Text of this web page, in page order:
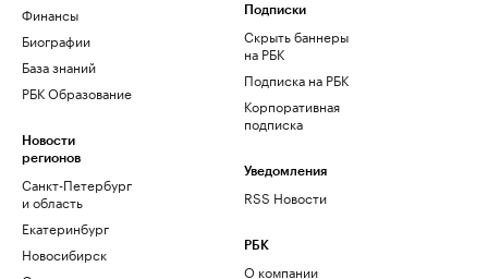
Финансы
Биографии
База знаний
РБК Образование
Новости
регионов
Санкт-Петербург
и область
Екатеринбург
Новосибирск
Подписки
Скрыть баннеры
на РБК
Подписка на РБК
Корпоративная
подписка
Уведомления
RSS Новости
РБК
О компании